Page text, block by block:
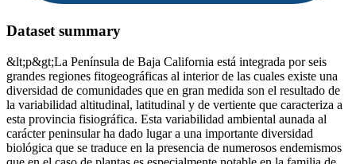
Dataset summary
&lt;p&gt;La Península de Baja California está integrada por seis
grandes regiones fitogeográficas al interior de las cuales existe una
diversidad de comunidades que en gran medida son el resultado de
la variabilidad altitudinal, latitudinal y de vertiente que caracteriza a
esta provincia fisiográfica. Esta variabilidad ambiental aunada al
carácter peninsular ha dado lugar a una importante diversidad
biológica que se traduce en la presencia de numerosos endemismos